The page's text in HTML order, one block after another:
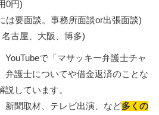
0円)
は要面談。事務所面談or出張面談)
古屋、大阪、博多)
で「マサッキー弁護士チャ
弁護士についてや借金返済のことな
しています。
新聞取材、テレビ出演、など多くの